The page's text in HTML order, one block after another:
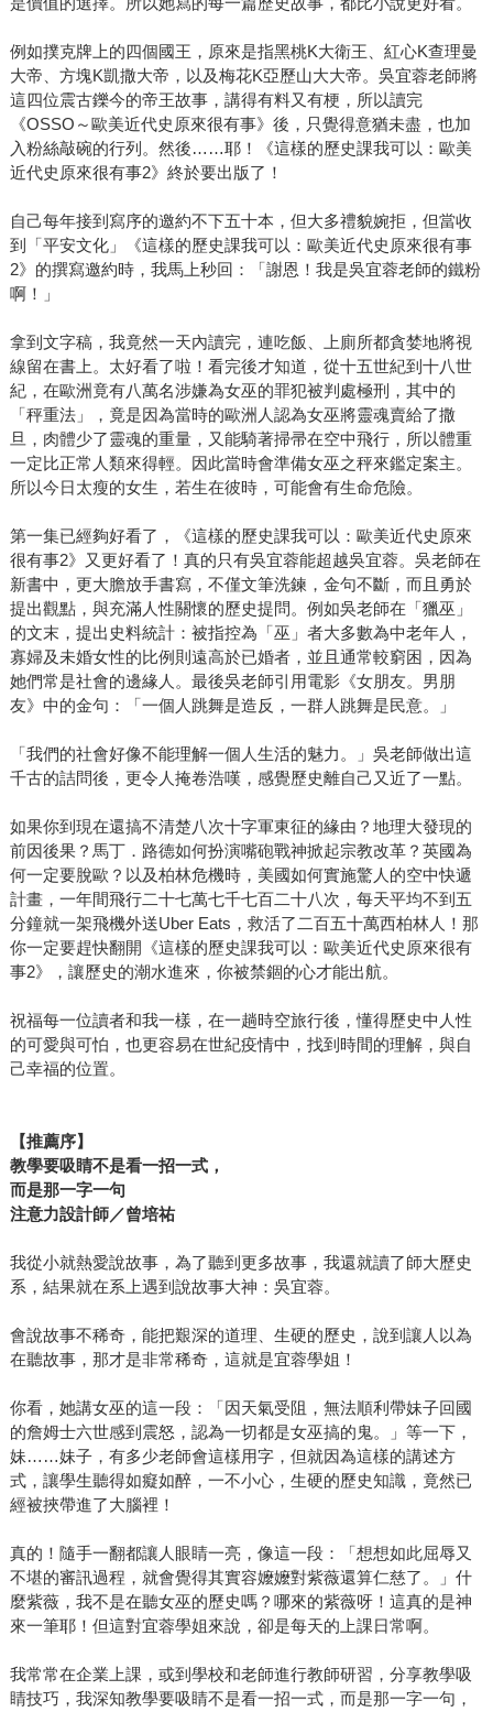
例如撲克牌上的四個國王，原來是指黑桃K大衛王、紅心K查理曼
大帝、方塊K凱撒大帝，以及梅花K亞歷山大大帝。吳宜蓉老師將
這四位震古鑠今的帝王故事，講得有料又有梗，所以讀完
《OSSO～歐美近代史原來很有事》後，只覺得意猶未盡，也加
入粉絲敲碗的行列。然後……耶！《這樣的歷史課我可以：歐美
近代史原來很有事2》終於要出版了！
自己每年接到寫序的邀約不下五十本，但大多禮貌婉拒，但當收
到「平安文化」《這樣的歷史課我可以：歐美近代史原來很有事
2》的撰寫邀約時，我馬上秒回：「謝恩！我是吳宜蓉老師的鐵粉
啊！」
拿到文字稿，我竟然一天內讀完，連吃飯、上廁所都貪婪地將視
線留在書上。太好看了啦！看完後才知道，從十五世紀到十八世
紀，在歐洲竟有八萬名涉嫌為女巫的罪犯被判處極刑，其中的
「秤重法」，竟是因為當時的歐洲人認為女巫將靈魂賣給了撒
旦，肉體少了靈魂的重量，又能騎著掃帚在空中飛行，所以體重
一定比正常人類來得輕。因此當時會準備女巫之秤來鑑定案主。
所以今日太瘦的女生，若生在彼時，可能會有生命危險。
第一集已經夠好看了，《這樣的歷史課我可以：歐美近代史原來
很有事2》又更好看了！真的只有吳宜蓉能超越吳宜蓉。吳老師在
新書中，更大膽放手書寫，不僅文筆洗鍊，金句不斷，而且勇於
提出觀點，與充滿人性關懷的歷史提問。例如吳老師在「獵巫」
的文末，提出史料統計：被指控為「巫」者大多數為中老年人，
寡婦及未婚女性的比例則遠高於已婚者，並且通常較窮困，因為
她們常是社會的邊緣人。最後吳老師引用電影《女朋友。男朋
友》中的金句：「一個人跳舞是造反，一群人跳舞是民意。」
「我們的社會好像不能理解一個人生活的魅力。」吳老師做出這
千古的詰問後，更令人掩卷浩嘆，感覺歷史離自己又近了一點。
如果你到現在還搞不清楚八次十字軍東征的緣由？地理大發現的
前因後果？馬丁．路德如何扮演嘴砲戰神掀起宗教改革？英國為
何一定要脫歐？以及柏林危機時，美國如何實施驚人的空中快遞
計畫，一年間飛行二十七萬七千七百二十八次，每天平均不到五
分鐘就一架飛機外送Uber Eats，救活了二百五十萬西柏林人！那
你一定要趕快翻開《這樣的歷史課我可以：歐美近代史原來很有
事2》，讓歷史的潮水進來，你被禁錮的心才能出航。
祝福每一位讀者和我一樣，在一趟時空旅行後，懂得歷史中人性
的可愛與可怕，也更容易在世紀疫情中，找到時間的理解，與自
己幸福的位置。
【推薦序】
教學要吸睛不是看一招一式，
而是那一字一句
注意力設計師／曾培祐
我從小就熱愛說故事，為了聽到更多故事，我還就讀了師大歷史
系，結果就在系上遇到說故事大神：吳宜蓉。
會說故事不稀奇，能把艱深的道理、生硬的歷史，說到讓人以為
在聽故事，那才是非常稀奇，這就是宜蓉學姐！
你看，她講女巫的這一段：「因天氣受阻，無法順利帶妹子回國
的詹姆士六世感到震怒，認為一切都是女巫搞的鬼。」等一下，
妹……妹子，有多少老師會這樣用字，但就因為這樣的講述方
式，讓學生聽得如癡如醉，一不小心，生硬的歷史知識，竟然已
經被挾帶進了大腦裡！
真的！隨手一翻都讓人眼睛一亮，像這一段：「想想如此屈辱又
不堪的審訊過程，就會覺得其實容嬤嬤對紫薇還算仁慈了。」什
麼紫薇，我不是在聽女巫的歷史嗎？哪來的紫薇呀！這真的是神
來一筆耶！但這對宜蓉學姐來說，卻是每天的上課日常啊。
我常常在企業上課，或到學校和老師進行教師研習，分享教學吸
睛技巧，我深知教學要吸睛不是看一招一式，而是那一字一句，